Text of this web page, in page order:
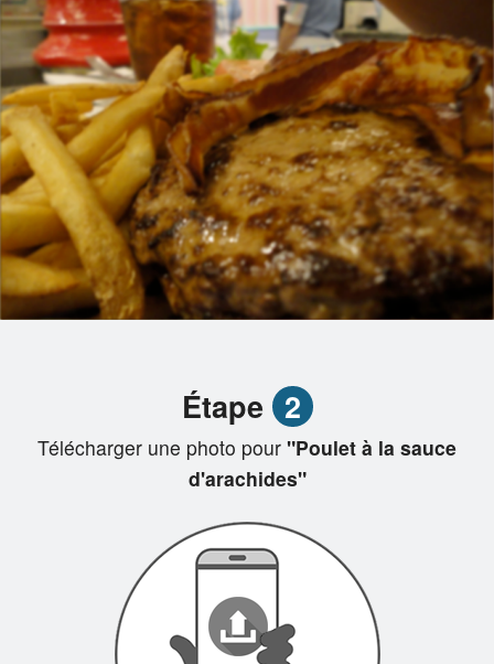
Étape 2
Télécharger une photo pour "Poulet à la sauce
d'arachides"